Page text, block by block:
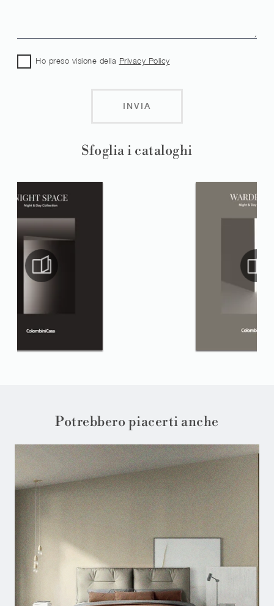
Sfoglia i cataloghi
Ho preso visione della Privacy Policy
INVIA
Potrebbero piacerti anche